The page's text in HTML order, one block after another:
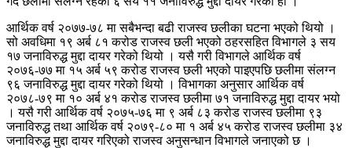
आर्थिक वर्ष २०७७-७८ मा सबैभन्दा बढी राजस्व छलीका घटना भएको थियो ।
सो अवधिमा १९ अर्ब ८१ करोड राजस्व छली भएको ठहरसहित विभागले ३ सय
१७ जनाविरुद्ध मुद्दा दायर गरेको थियो । यसै गरी विभागले आर्थिक वर्ष
२०७६-७७ मा १५ अर्ब ५९ करोड राजस्व छली भएको पाइएपछि छलीमा संलग्न
९६ जनाविरुद्ध मुद्दा दायर गरेको थियो । विभागका अनुसार आर्थिक वर्ष
२०७८-७९ मा १० अर्ब ४१ करोड राजस्व छलीमा ७१ जनाविरुद्ध मुद्दा दायर भयो
। यसै गरी आर्थिक वर्ष २०७५-७६ मा ९ अर्ब ८३ करोड राजस्व छलीमा ९३
जनाविरुद्ध तथा आर्थिक वर्ष २०७९-८० मा १ अर्ब ४५ करोड राजस्व छलीमा ३४
जनाविरुद्ध मुद्दा दायर गरिएको राजस्व अनुसन्धान विभागले जनाएको छ ।